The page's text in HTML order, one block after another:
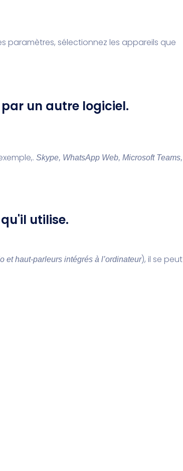
paramètres, sélectionnez les appareils que
un autre logiciel.
Skype, WhatsApp Web, Microsoft Teams,
utilise.
et haut-parleurs intégrés à l’ordinateur), il se peut